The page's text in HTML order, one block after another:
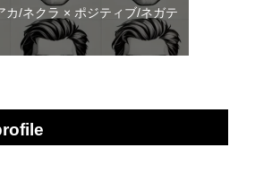
カ/ネクラ × ポジティブ/ネガテ